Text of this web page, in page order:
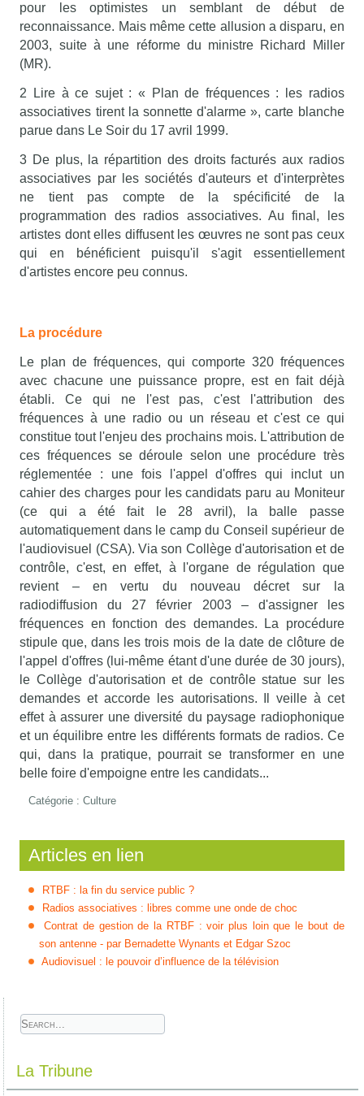
pour les optimistes un semblant de début de
reconnaissance. Mais même cette allusion a disparu, en
2003, suite à une réforme du ministre Richard Miller
(MR).
2 Lire à ce sujet : « Plan de fréquences : les radios
associatives tirent la sonnette d'alarme », carte blanche
parue dans Le Soir du 17 avril 1999.
3 De plus, la répartition des droits facturés aux radios
associatives par les sociétés d'auteurs et d'interprètes
ne tient pas compte de la spécificité de la
programmation des radios associatives. Au final, les
artistes dont elles diffusent les œuvres ne sont pas ceux
qui en bénéficient puisqu'il s'agit essentiellement
d'artistes encore peu connus.
La procédure
Le plan de fréquences, qui comporte 320 fréquences
avec chacune une puissance propre, est en fait déjà
établi. Ce qui ne l'est pas, c'est l'attribution des
fréquences à une radio ou un réseau et c'est ce qui
constitue tout l'enjeu des prochains mois. L'attribution de
ces fréquences se déroule selon une procédure très
réglementée : une fois l'appel d'offres qui inclut un
cahier des charges pour les candidats paru au Moniteur
(ce qui a été fait le 28 avril), la balle passe
automatiquement dans le camp du Conseil supérieur de
l'audiovisuel (CSA). Via son Collège d'autorisation et de
contrôle, c'est, en effet, à l'organe de régulation que
revient – en vertu du nouveau décret sur la
radiodiffusion du 27 février 2003 – d'assigner les
fréquences en fonction des demandes. La procédure
stipule que, dans les trois mois de la date de clôture de
l'appel d'offres (lui-même étant d'une durée de 30 jours),
le Collège d'autorisation et de contrôle statue sur les
demandes et accorde les autorisations. Il veille à cet
effet à assurer une diversité du paysage radiophonique
et un équilibre entre les différents formats de radios. Ce
qui, dans la pratique, pourrait se transformer en une
belle foire d'empoigne entre les candidats...
Catégorie :Culture
Articles en lien
RTBF : la fin du service public ?
Radios associatives : libres comme une onde de choc
Contrat de gestion de la RTBF : voir plus loin que le bout de
son antenne - par Bernadette Wynants et Edgar Szoc
Audiovisuel : le pouvoir d’influence de la télévision
La Tribune